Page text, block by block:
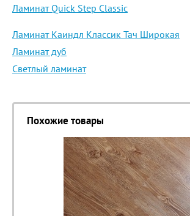
Ламинат Quick Step Classic
Ламинат Каиндл Классик Тач Широкая
Ламинат дуб
Светлый ламинат
Похожие товары